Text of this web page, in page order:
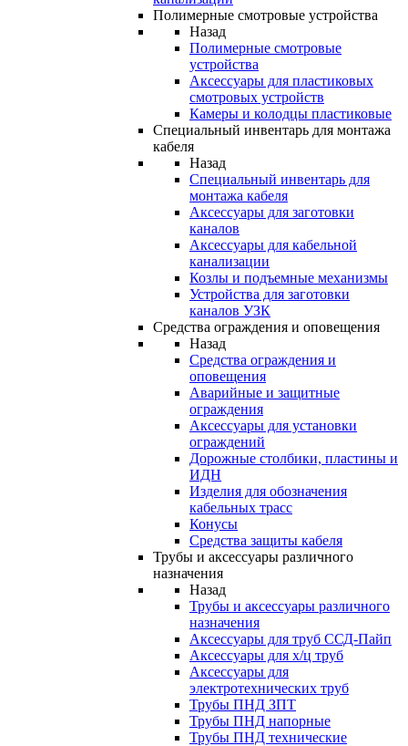
Полимерные смотровые устройства
Назад
Полимерные смотровые
устройства
Аксессуары для пластиковых
смотровых устройств
Камеры и колодцы пластиковые
Специальный инвентарь для монтажа
кабеля
Назад
Специальный инвентарь для
монтажа кабеля
Аксессуары для заготовки
каналов
Аксессуары для кабельной
канализации
Козлы и подъемные механизмы
Устройства для заготовки
каналов УЗК
Средства ограждения и оповещения
Назад
Средства ограждения и
оповещения
Аварийные и защитные
ограждения
Аксессуары для установки
ограждений
Дорожные столбики, пластины и
ИДН
Изделия для обозначения
кабельных трасс
Конусы
Средства защиты кабеля
Трубы и аксессуары различного
назначения
Назад
Трубы и аксессуары различного
назначения
Аксессуары для труб ССД-Пайп
Аксессуары для х/ц труб
Аксессуары для
электротехнических труб
Трубы ПНД ЗПТ
Трубы ПНД напорные
Трубы ПНД технические